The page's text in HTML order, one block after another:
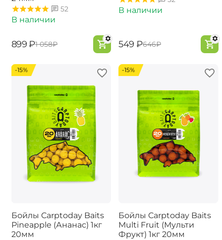
52
В наличии
‍899‍ ₽‍1 058‍₽
В наличии
‍549‍ ₽‍646‍₽
-15%
Бойлы Carptoday Baits
Pineapple (Ананас) 1кг
20мм
-15%
Бойлы Carptoday Baits
Multi Fruit (Мульти
Фрукт) 1кг 20мм